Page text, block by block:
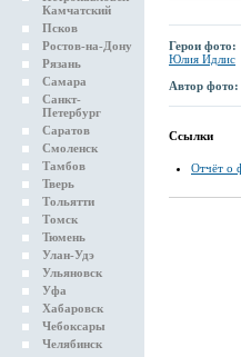
Камчатский
Псков
Ростов-на-Дону
Рязань
Самара
Санкт-
Петербург
Саратов
Смоленск
Тамбов
Тверь
Тольятти
Томск
Тюмень
Улан-Удэ
Ульяновск
Уфа
Хабаровск
Чебоксары
Челябинск
Герои фото:
Юлия Идлис
Автор фото:
Ссылки
Отчёт о